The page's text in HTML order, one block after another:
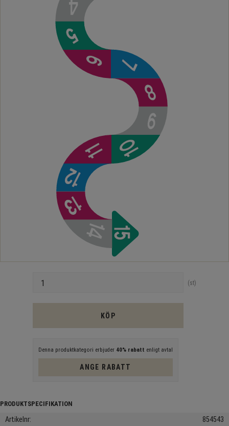
st
KÖP
Denna produktkategori erbjuder 40% rabatt enligt avtal
ANGE RABATT
Artikelnr 854543